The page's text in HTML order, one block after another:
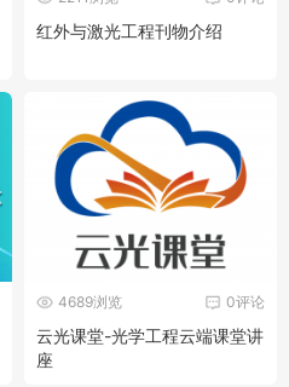
红外与激光工程刊物介绍
0评论
4689浏览
云光课堂-光学工程云端课堂讲
座